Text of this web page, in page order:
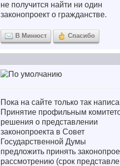
не получится найти ни один
законопроект о гражданстве.
В Минюст Спасибо
Пока на сайте только так
Принятие профильным
решения о представлении
законопроекта в Совет
Государственной Думы
предложить принять
рассмотрению (срок